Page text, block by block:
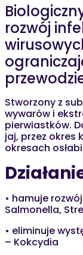
rozwój
Stworzony z
wywarów i
pierwiastków.
jaj, przez okres
okresach
• hamuje
Salmonella,
• eliminuje
– Kokcydia